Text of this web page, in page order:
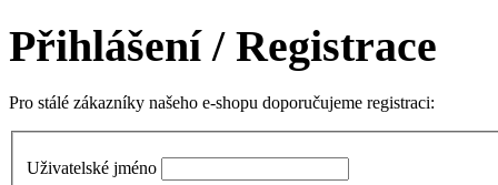
Přihlášení/ Registrace
Pro stálé zákazníky našeho e-shopu doporučujeme registraci:
Uživatelské jméno